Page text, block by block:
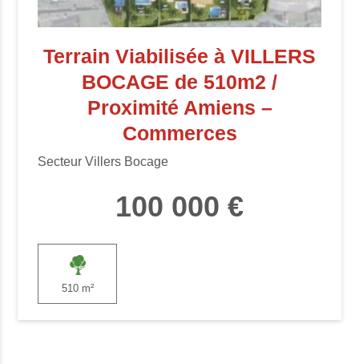
Terrain Viabilisée à VILLERS
BOCAGE de 510m2 /
Proximité Amiens –
Commerces
Secteur Villers Bocage
100 000 €
510 m²